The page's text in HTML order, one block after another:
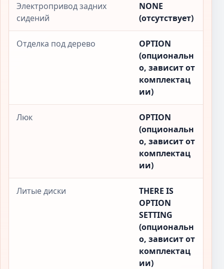
Электропривод задних
сидений
NONE
(отсутствует)
Отделка под дерево
OPTION
(опциональн
о, зависит от
комплектац
ии)
Люк
OPTION
(опциональн
о, зависит от
комплектац
ии)
Литые диски
THERE IS
OPTION
SETTING
(опциональн
о, зависит от
комплектац
ии)